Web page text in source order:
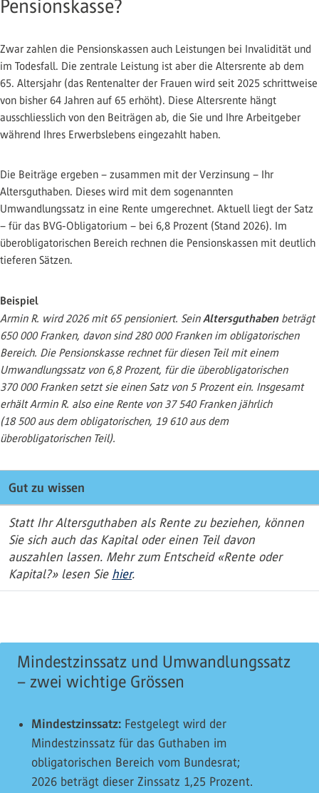
Pensionskasse?
Zwar zahlen die Pensionskassen auch Leistungen bei Invalidität und
im Todesfall. Die zentrale Leistung ist aber die Altersrente ab dem
65. Altersjahr (das Rentenalter der Frauen wird seit 2025 schrittweise
von bisher 64 Jahren auf 65 erhöht). Diese Altersrente hängt
ausschliesslich von den Beiträgen ab, die Sie und Ihre Arbeitgeber
während Ihres Erwerbslebens eingezahlt haben.
Die Beiträge ergeben – zusammen mit der Verzinsung – Ihr
Altersguthaben. Dieses wird mit dem sogenannten
Umwandlungssatz in eine Rente umgerechnet. Aktuell liegt der Satz
– für das BVG-Obligatorium – bei 6,8 Prozent (Stand 2026). Im
überobligatorischen Bereich rechnen die Pensionskassen mit deutlich
tieferen Sätzen.
Beispiel
Armin R. wird 2026 mit 65 pensioniert. SeinAltersguthaben beträgt
650 000 Franken, davon sind 280 000 Franken im obligatorischen
Bereich. Die Pensionskasse rechnet für diesen Teil mit einem
Umwandlungssatz von 6,8 Prozent, für die überobligatorischen
370 000 Franken setzt sie einen Satz von 5 Prozent ein. Insgesamt
erhält Armin R. also eine Rente von 37 540 Franken jährlich
(18 500 aus dem obligatorischen, 19 610 aus dem
überobligatorischen Teil).
Gut zu wissen
Statt Ihr Altersguthaben als Rente zu beziehen, können
Sie sich auch das Kapital oder einen Teil davon
auszahlen lassen. Mehr zum Entscheid «Rente oder
Kapital?» lesen Sie hier.
Mindestzinssatz und Umwandlungssatz
– zwei wichtige Grössen
Mindestzinssatz: Festgelegt wird der
Mindestzinssatz für das Guthaben im
obligatorischen Bereich vom Bundesrat;
2026 beträgt dieser Zinssatz 1,25 Prozent.